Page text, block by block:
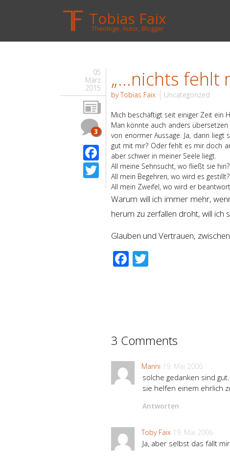
Tobias Faix
Theologe, Autor, Blogger
05
März
2015
3
Facebook
Twitter
„…nichts fehlt
by Tobias Faix Uncategorized
Mich beschäftigt seit einiger Zeit ein
Man könnte auch anders
von enormer Aussage. Ja, darin
gut mit mir? Oder fehlt es mir doch
aber schwer in meiner Seele liegt.
All meine Sehnsucht, wo fließt sie hin?
All mein Begehren, wo wird es gestillt?
All mein Zweifel, wo wird er
Warum will ich immer mehr,
herum zu zerfallen droht, will ich
Glauben und Vertrauen,
Facebook
3 Comments
Manni 19. Mai 2006
solche gedanken sind gut.
sie helfen einem ehrlich
Antworten
Toby Faix 19. Mai 2006
Ja, aber selbst das fällt